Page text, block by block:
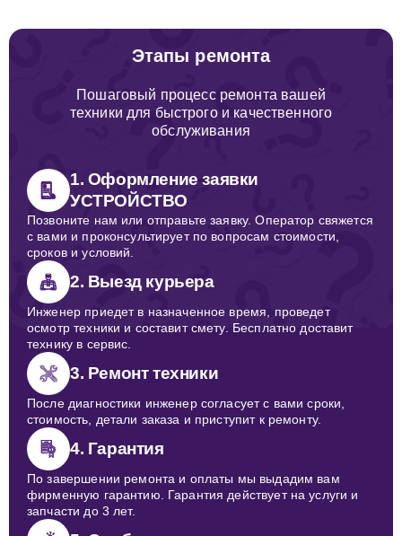
Этапы ремонта
Пошаговый процесс ремонта вашей
техники для быстрого и качественного
обслуживания
1. Оформление заявки
УСТРОЙСТВО
Позвоните нам или отправьте заявку. Оператор свяжется
с вами и проконсультирует по вопросам стоимости,
сроков и условий.
2. Выезд курьера
Инженер приедет в назначенное время, проведет
осмотр техники и составит смету. Бесплатно доставит
технику в сервис.
3. Ремонт техники
После диагностики инженер согласует с вами сроки,
стоимость, детали заказа и приступит к ремонту.
4. Гарантия
По завершении ремонта и оплаты мы выдадим вам
фирменную гарантию. Гарантия действует на услуги и
запчасти до 3 лет.